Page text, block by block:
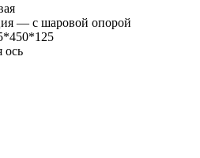
— c шаровой опорой
ось